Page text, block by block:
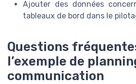
Ajouter des données
tableaux de bord dans le
Questions
l’exemple de
communication